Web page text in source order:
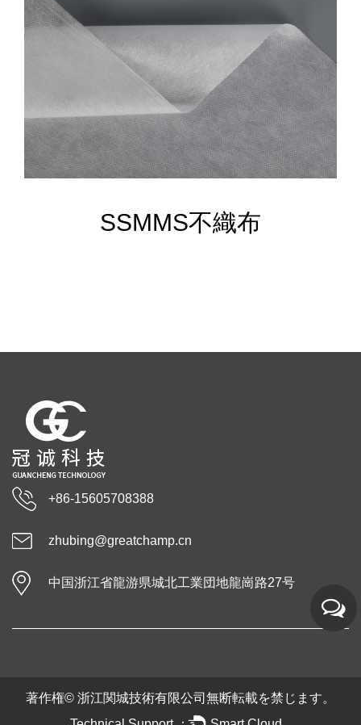
SSMMS不織布
+86-15605708388
zhubing@greatchamp.cn
中国浙江省龍游県城北工業団地龍崗路27号
著作権© 浙江関城技術有限公司 無断転載を禁じます。